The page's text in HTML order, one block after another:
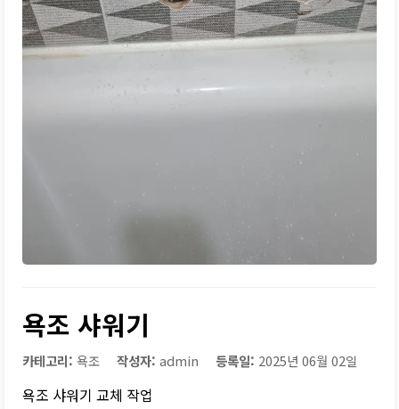
욕조 샤워기
카테고리: 욕조 작성자: admin 등록일: 2025년 06월 02일
욕조 샤워기 교체 작업